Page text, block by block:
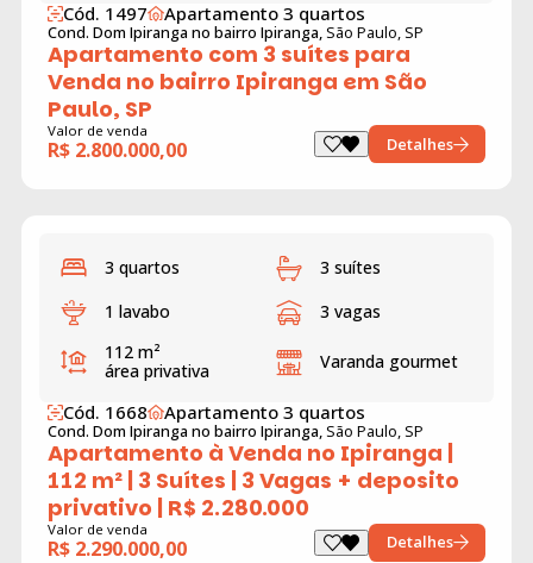
Cód. 1497 Apartamento 3 quartos
Cond. Dom Ipiranga no bairro Ipiranga, São Paulo, SP
Apartamento com 3 suítes para
Venda no bairro Ipiranga em São
Paulo, SP
Valor de venda
R$ 2.800.000,00 Detalhes
3 quartos
3 suítes
1 lavabo
3 vagas
112 m²
área privativa
Varanda gourmet
Cód. 1668 Apartamento 3 quartos
Cond. Dom Ipiranga no bairro Ipiranga, São Paulo, SP
Apartamento à Venda no Ipiranga |
112 m² | 3 Suítes | 3 Vagas + deposito
privativo | R$ 2.280.000
Valor de venda
R$ 2.290.000,00 Detalhes